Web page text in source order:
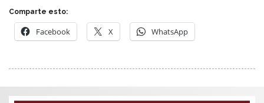
Comparte esto:
Facebook X WhatsApp